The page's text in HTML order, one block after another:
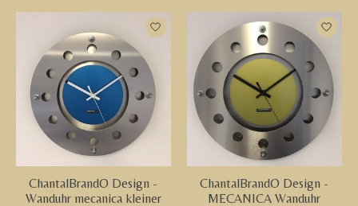
ChantalBrandO Design -
Wanduhr mecanica kleiner
ChantalBrandO Design -
MECANICA Wanduhr